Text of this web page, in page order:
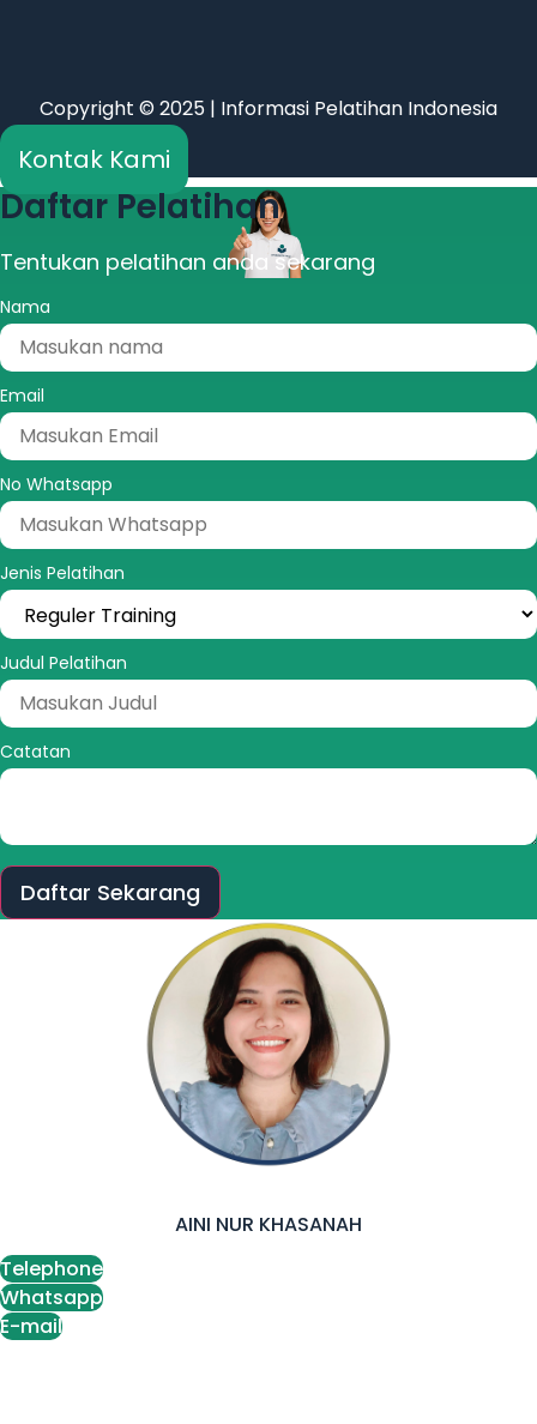
Copyright © 2025 | Informasi Pelatihan Indonesia
Kontak Kami
Daftar Pelatihan
Tentukan pelatihan anda sekarang
Nama
Email
No Whatsapp
Jenis Pelatihan
Judul Pelatihan
Catatan
Daftar Sekarang
AINI NUR KHASANAH
Telephone
Whatsapp
E-mail